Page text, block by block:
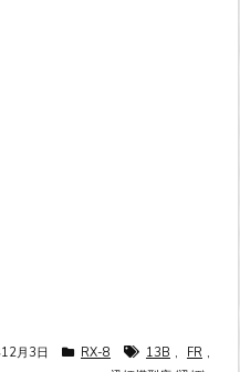
月3日 RX-8 13B , FR ,